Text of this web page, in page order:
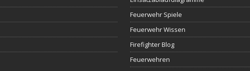
Feuerwehr Spiele
Feuerwehr Wissen
Firefighter Blog
Feuerwehren